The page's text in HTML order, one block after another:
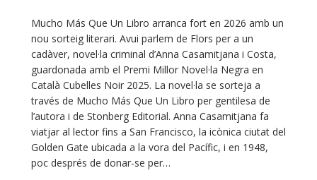
Mucho Más Que Un Libro arranca fort en 2026 amb un
nou sorteig literari. Avui parlem de Flors per a un
cadàver, novel·la criminal d’Anna Casamitjana i Costa,
guardonada amb el Premi Millor Novel·la Negra en
Català Cubelles Noir 2025. La novel·la se sorteja a
través de Mucho Más Que Un Libro per gentilesa de
l’autora i de Stonberg Editorial. Anna Casamitjana fa
viatjar al lector fins a San Francisco, la icònica ciutat del
Golden Gate ubicada a la vora del Pacífic, i en 1948,
poc després de donar-se per…